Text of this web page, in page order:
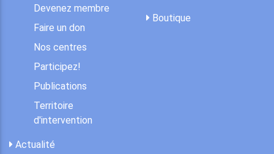
Devenez membre
Faire un don
Nos centres
Participez!
Publications
Territoire
d'intervention
Actualité
Boutique